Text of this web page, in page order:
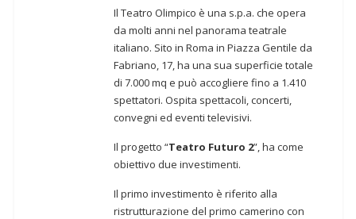
Il Teatro Olimpico è una s.p.a. che opera
da molti anni nel panorama teatrale
italiano. Sito in Roma in Piazza Gentile da
Fabriano, 17, ha una sua superficie totale
di 7.000 mq e può accogliere fino a 1.410
spettatori. Ospita spettacoli, concerti,
convegni ed eventi televisivi.
Il progetto “Teatro Futuro 2”, ha come
obiettivo due investimenti.
Il primo investimento è riferito alla
ristrutturazione del primo camerino con